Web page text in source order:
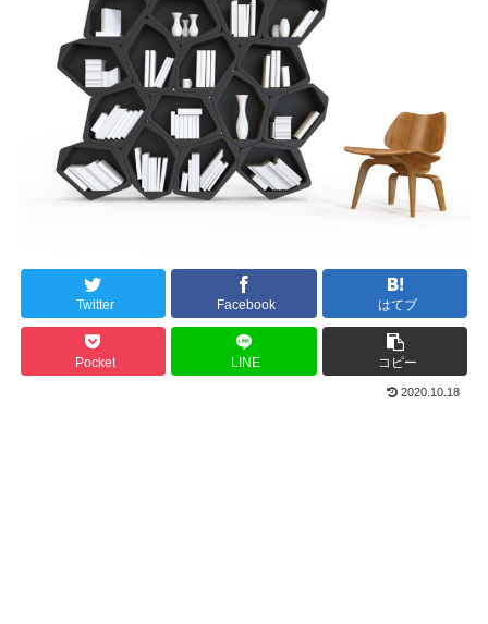
Twitter Facebook はてブ
Pocket LINE コピー
2020.10.18